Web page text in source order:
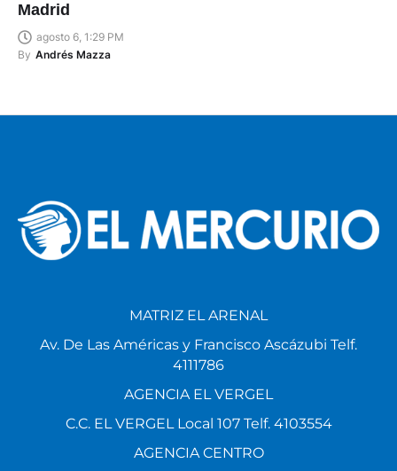
Madrid
agosto 6, 1:29 PM
By Andrés Mazza
MATRIZ EL ARENAL
Av. De Las Américas y Francisco Ascázubi Telf.
4111786
AGENCIA EL VERGEL
C.C. EL VERGEL Local 107 Telf. 4103554
AGENCIA CENTRO